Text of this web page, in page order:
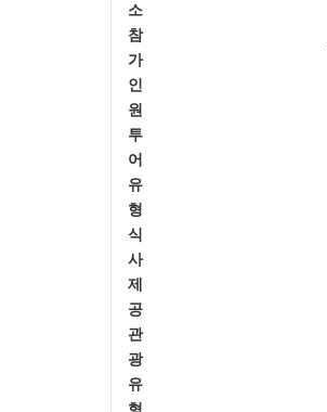
소
참
가
인
원
투
어
유
형
식
사
제
공
관
광
유